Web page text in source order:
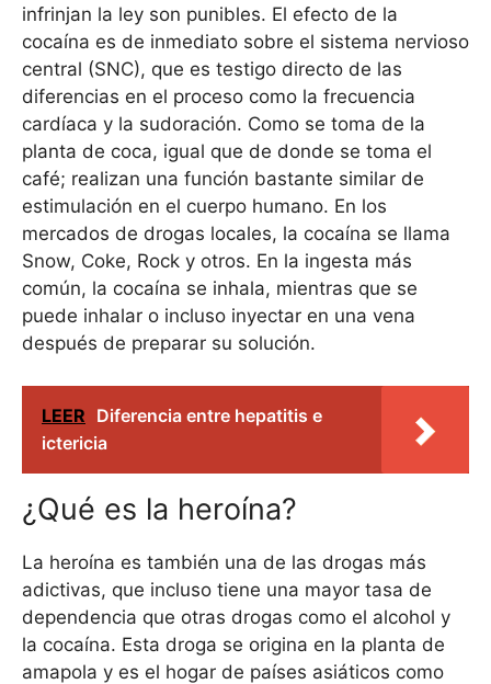
infrinjan la ley son punibles. El efecto de la
cocaína es de inmediato sobre el sistema nervioso
central (SNC), que es testigo directo de las
diferencias en el proceso como la frecuencia
cardíaca y la sudoración. Como se toma de la
planta de coca, igual que de donde se toma el
café; realizan una función bastante similar de
estimulación en el cuerpo humano. En los
mercados de drogas locales, la cocaína se llama
Snow, Coke, Rock y otros. En la ingesta más
común, la cocaína se inhala, mientras que se
puede inhalar o incluso inyectar en una vena
después de preparar su solución.
LEER Diferencia entre hepatitis e
ictericia
¿Qué es la heroína?
La heroína es también una de las drogas más
adictivas, que incluso tiene una mayor tasa de
dependencia que otras drogas como el alcohol y
la cocaína. Esta droga se origina en la planta de
amapola y es el hogar de países asiáticos como